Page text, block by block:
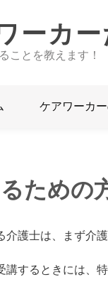
ーカ
ことを教えます！
ケアワーカ
ための
介護士は、まず介
するときには、